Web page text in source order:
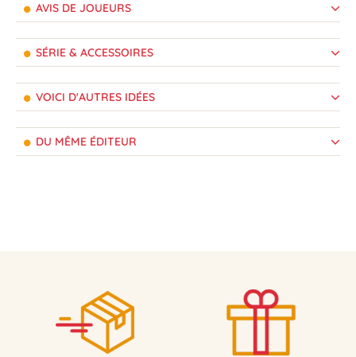
AVIS DE JOUEURS
SÉRIE & ACCESSOIRES
VOICI D'AUTRES IDÉES
DU MÊME ÉDITEUR